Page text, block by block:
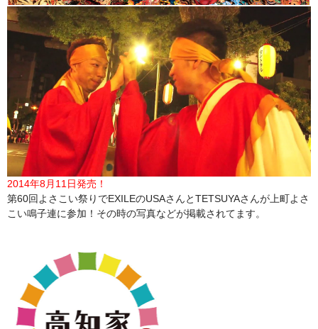
2014年8月11日発売！
第60回よさこい祭りでEXILEのUSAさんとTETSUYAさんが上町よさ
こい鳴子連に参加！その時の写真などが掲載されてます。